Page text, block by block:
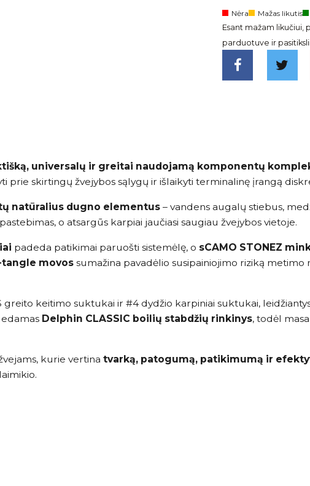
Nėra Mažas likutis
Esant mažam likučiui,
parduotuve ir
universalų ir greitai naudojamą komponentų
prie skirtingų žvejybos sąlygų ir išlaikyti terminalinę įrangą
natūralius dugno elementus – vandens augalų stiebus,
o atsargūs karpiai jaučiasi saugiau žvejybos vietoje.
padeda patikimai paruošti sistemėlę, o sCAMO STONEZ
tangle movos sumažina pavadėlio susipainiojimo riziką
greito keitimo suktukai ir #4 dydžio karpiniai suktukai,
Delphin CLASSIC boilių stabdžių rinkinys, todėl
kurie vertina tvarką, patogumą, patikimumą ir